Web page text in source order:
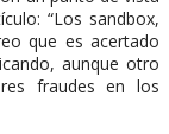
“Los sandbox,
que es acertado
aunque otro
fraudes en los